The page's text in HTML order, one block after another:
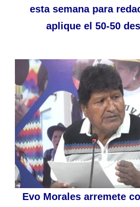
esta semana para
aplique el 50-50
Evo Morales arremete